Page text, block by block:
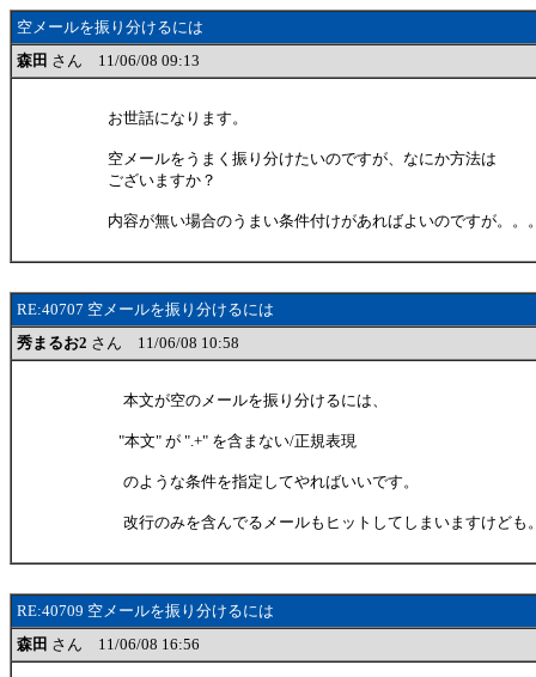
空メールを振り分けるには
森田 さん 11/06/08 09:13
お世話になります。
空メールをうまく振り分けたいのですが、なにか方法は
ございますか？
内容が無い場合のうまい条件付けがあればよいのですが。。
RE:40707 空メールを振り分けるには
秀まるお2 さん 11/06/08 10:58
本文が空のメールを振り分けるには、
"本文" が ".+" を含まない/正規表現
のような条件を指定してやればいいです。
改行のみを含んでるメールもヒットしてしまいますけども
RE:40709 空メールを振り分けるには
森田 さん 11/06/08 16:56